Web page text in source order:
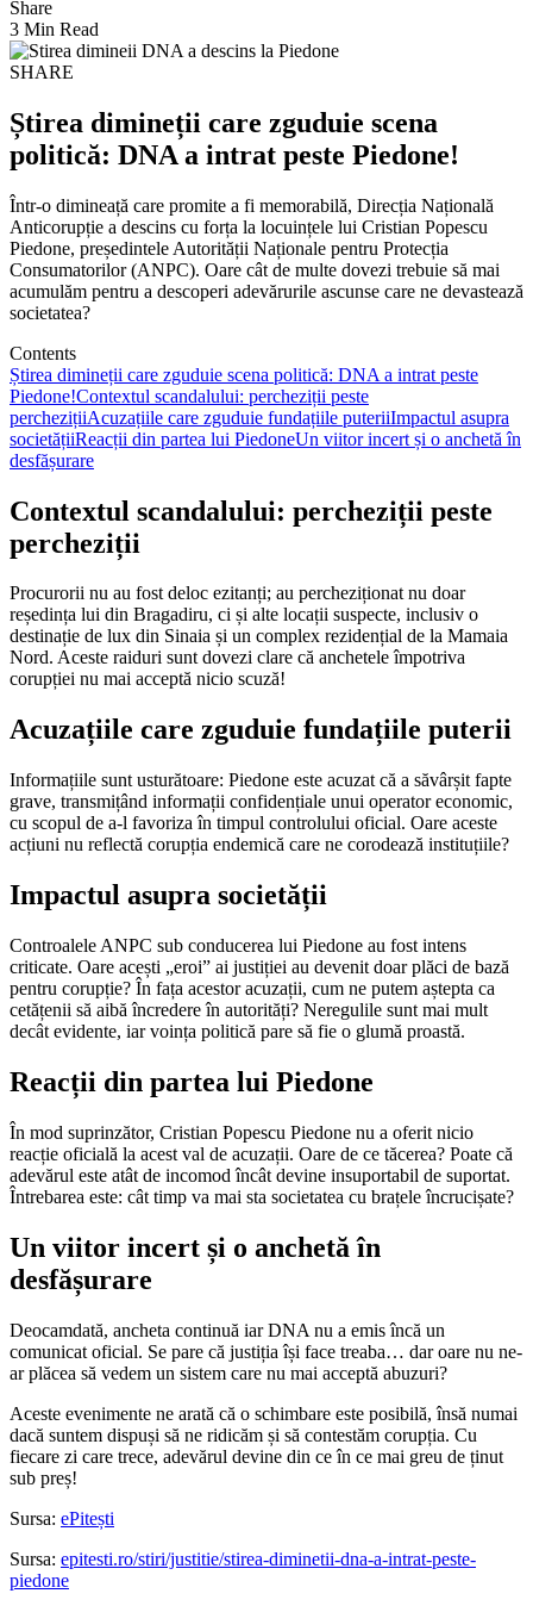
Share
3 Min Read
SHARE
Știrea dimineții care zguduie scena
politică: DNA a intrat peste Piedone!
Într-o dimineață care promite a fi memorabilă, Direcția Națională
Anticorupție a descins cu forța la locuințele lui Cristian Popescu
Piedone, președintele Autorității Naționale pentru Protecția
Consumatorilor (ANPC). Oare cât de multe dovezi trebuie să mai
acumulăm pentru a descoperi adevărurile ascunse care ne devastează
societatea?
Contents
Știrea dimineții care zguduie scena politică: DNA a intrat peste
Piedone!Contextul scandalului: percheziții peste
perchezițiiAcuzațiile care zguduie fundațiile puteriiImpactul asupra
societățiiReacții din partea lui PiedoneUn viitor incert și o anchetă în
desfășurare
Contextul scandalului: percheziții peste
percheziții
Procurorii nu au fost deloc ezitanți; au percheziționat nu doar
reședința lui din Bragadiru, ci și alte locații suspecte, inclusiv o
destinație de lux din Sinaia și un complex rezidențial de la Mamaia
Nord. Aceste raiduri sunt dovezi clare că anchetele împotriva
corupției nu mai acceptă nicio scuză!
Acuzațiile care zguduie fundațiile puterii
Informațiile sunt usturătoare: Piedone este acuzat că a săvârșit fapte
grave, transmițând informații confidențiale unui operator economic,
cu scopul de a-l favoriza în timpul controlului oficial. Oare aceste
acțiuni nu reflectă corupția endemică care ne corodează instituțiile?
Impactul asupra societății
Controalele ANPC sub conducerea lui Piedone au fost intens
criticate. Oare acești „eroi” ai justiției au devenit doar plăci de bază
pentru corupție? În fața acestor acuzații, cum ne putem aștepta ca
cetățenii să aibă încredere în autorități? Neregulile sunt mai mult
decât evidente, iar voința politică pare să fie o glumă proastă.
Reacții din partea lui Piedone
În mod suprinzător, Cristian Popescu Piedone nu a oferit nicio
reacție oficială la acest val de acuzații. Oare de ce tăcerea? Poate că
adevărul este atât de incomod încât devine insuportabil de suportat.
Întrebarea este: cât timp va mai sta societatea cu brațele încrucișate?
Un viitor incert și o anchetă în
desfășurare
Deocamdată, ancheta continuă iar DNA nu a emis încă un
comunicat oficial. Se pare că justiția își face treaba… dar oare nu ne-
ar plăcea să vedem un sistem care nu mai acceptă abuzuri?
Aceste evenimente ne arată că o schimbare este posibilă, însă numai
dacă suntem dispuși să ne ridicăm și să contestăm corupția. Cu
fiecare zi care trece, adevărul devine din ce în ce mai greu de ținut
sub preș!
Sursa: ePitești
Sursa: epitesti.ro/stiri/justitie/stirea-diminetii-dna-a-intrat-peste-
piedone